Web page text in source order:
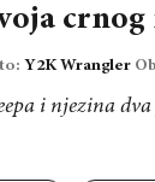
crnog
Y2K Wrangler
i njezina